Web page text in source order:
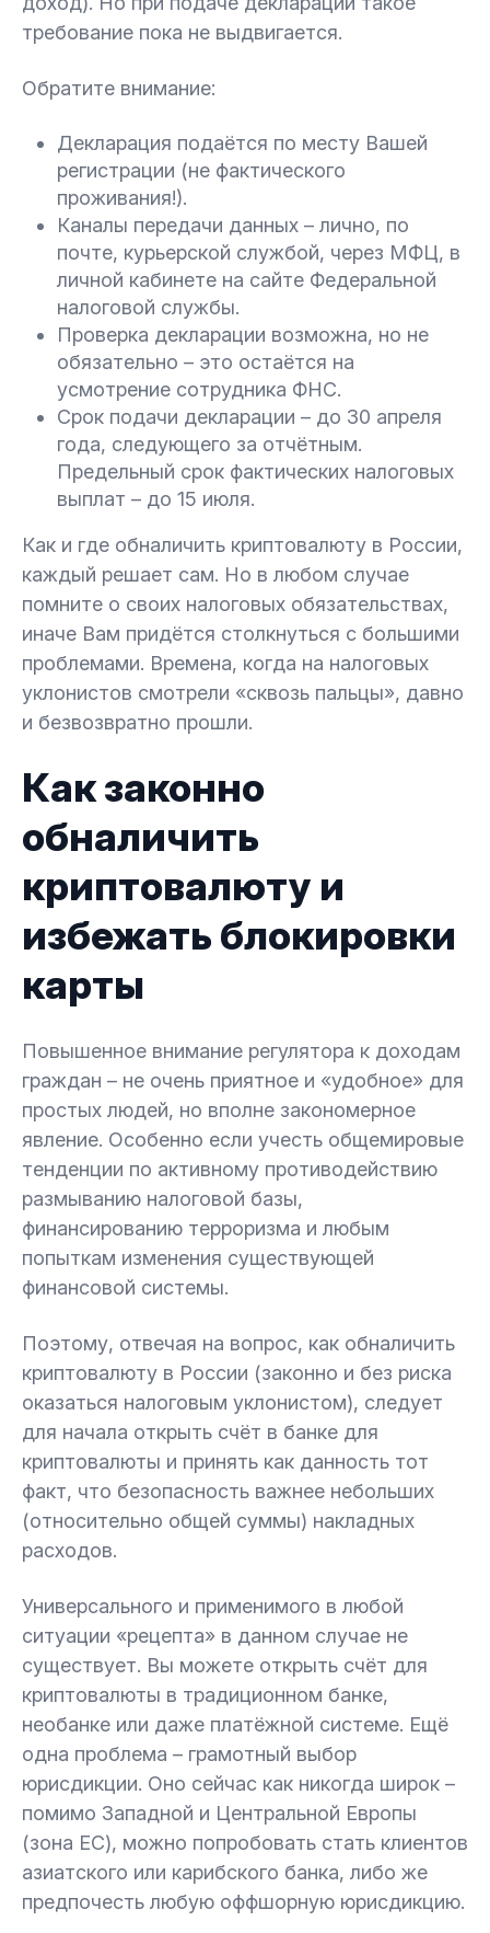
требование пока не выдвигается.
Обратите внимание:
Декларация подаётся по месту Вашей
регистрации (не фактического
проживания!).
Каналы передачи данных – лично, по
почте, курьерской службой, через МФЦ, в
личной кабинете на сайте Федеральной
налоговой службы.
Проверка декларации возможна, но не
обязательно – это остаётся на
усмотрение сотрудника ФНС.
Срок подачи декларации – до 30 апреля
года, следующего за отчётным.
Предельный срок фактических налоговых
выплат – до 15 июля.
Как и где обналичить криптовалюту в России,
каждый решает сам. Но в любом случае
помните о своих налоговых обязательствах,
иначе Вам придётся столкнуться с большими
проблемами. Времена, когда на налоговых
уклонистов смотрели «сквозь пальцы», давно
и безвозвратно прошли.
Как законно
обналичить
криптовалюту и
избежать блокировки
карты
Повышенное внимание регулятора к доходам
граждан – не очень приятное и «удобное» для
простых людей, но вполне закономерное
явление. Особенно если учесть общемировые
тенденции по активному противодействию
размыванию налоговой базы,
финансированию терроризма и любым
попыткам изменения существующей
финансовой системы.
Поэтому, отвечая на вопрос, как обналичить
криптовалюту в России (законно и без риска
оказаться налоговым уклонистом), следует
для начала открыть счёт в банке для
криптовалюты и принять как данность тот
факт, что безопасность важнее небольших
(относительно общей суммы) накладных
расходов.
Универсального и применимого в любой
ситуации «рецепта» в данном случае не
существует. Вы можете открыть счёт для
криптовалюты в традиционном банке,
необанке или даже платёжной системе. Ещё
одна проблема – грамотный выбор
юрисдикции. Оно сейчас как никогда широк –
помимо Западной и Центральной Европы
(зона ЕС), можно попробовать стать клиентов
азиатского или карибского банка, либо же
предпочесть любую оффшорную юрисдикцию.